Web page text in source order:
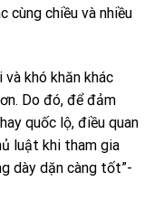
cùng chiều và nhiều
khó khăn khác
Do đó, để đảm
quốc lộ, điều quan
luật khi tham gia
dày dặn càng tốt”-